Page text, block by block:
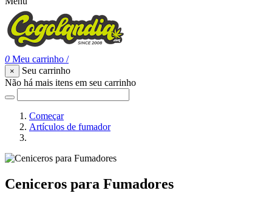
0 Meu carrinho /
×
Seu carrinho
Não há mais itens em seu carrinho
Começar
Artículos de fumador
Ceniceros para Fumadores